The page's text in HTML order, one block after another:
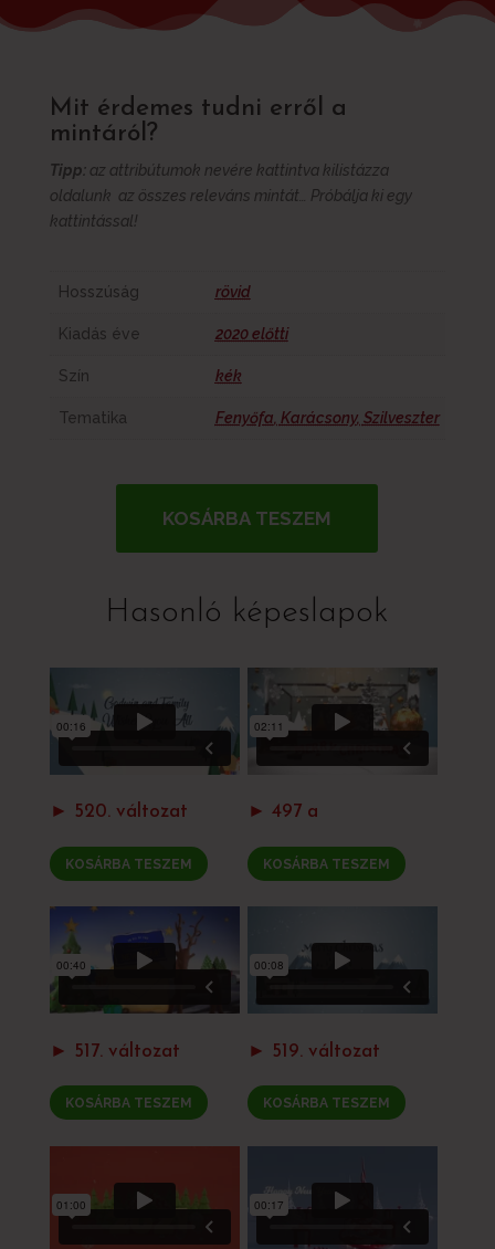
Mit érdemes tudni erről a
mintáról?
Tipp:az attribútumok nevére kattintva kilistázza
oldalunk az összes releváns mintát… Próbálja ki egy
kattintással!
Hosszúság rövid
Kiadás éve 2020 előtti
Szín kék
Tematika Fenyőfa Karácsony, Szilveszter
KOSÁRBA TESZEM
Hasonló képeslapok
► 520. változat
KOSÁRBA TESZEM
► 497 a
KOSÁRBA TESZEM
► 517. változat
KOSÁRBA TESZEM
► 519. változat
KOSÁRBA TESZEM